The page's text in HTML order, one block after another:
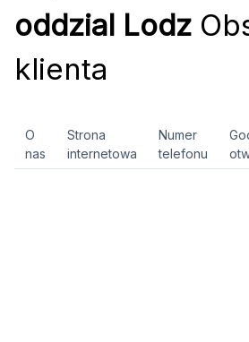
oddzial Lodz
klienta
O
nas
Strona
internetowa
Numer
telefonu